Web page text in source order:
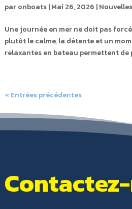
paronboats|Mai 26, 2026 |Nouvelles
Une journée en mer ne doit pas
plutôt le calme, la détente et un
relaxantes en bateau permettent de
« Entrées précédentes